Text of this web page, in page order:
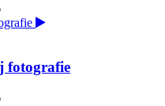
fotografie